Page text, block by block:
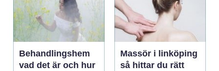
Behandlingshem
vad det är och hur
Massör i linköping
så hittar du rätt